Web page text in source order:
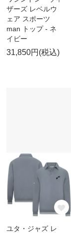
ザーズ レベルウ
ェア スポーツ
man トップ - ネ
イビー
31,850円(税込)
ユタ・ジャズ レ